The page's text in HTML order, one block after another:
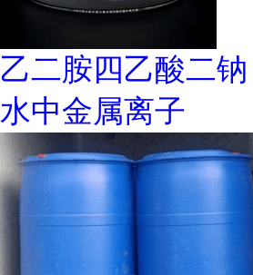
乙二胺四乙酸二
水中金属离子